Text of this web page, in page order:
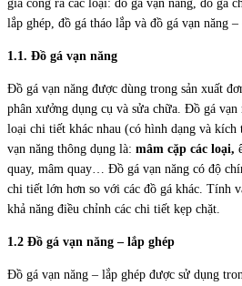
gia công ra các loại: đồ gá vạn năng, đồ gá
lắp ghép, đồ gá tháo lắp và đồ gá vạn năng –
1.1. Đồ gá vạn năng
Đồ gá vạn năng được dùng trong sản xuất
phân xưởng dụng cụ và sửa chữa. Đồ gá vạn
loại chi tiết khác nhau (có hình dạng và kích
vạn năng thông dụng là: mâm cặp các loại,
quay, mâm quay… Đồ gá vạn năng có độ
chi tiết lớn hơn so với các đồ gá khác. Tính
khả năng điều chỉnh các chi tiết kẹp chặt.
1.2 Đồ gá vạn năng – lắp ghép
Đồ gá vạn năng – lắp ghép được sử dụng